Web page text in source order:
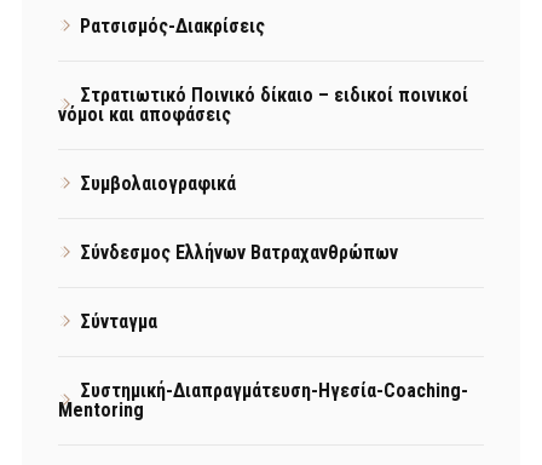
Ρατσισμός-Διακρίσεις
Στρατιωτικό Ποινικό δίκαιο – ειδικοί ποινικοί
νόμοι και αποφάσεις
Συμβολαιογραφικά
Σύνδεσμος Ελλήνων Βατραχανθρώπων
Σύνταγμα
Συστημική-Διαπραγμάτευση-Ηγεσία-Coaching-
Mentoring